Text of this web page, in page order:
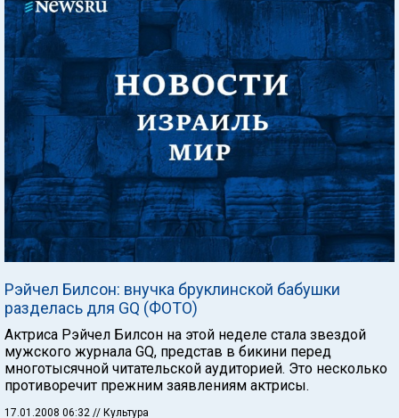
Рэйчел Билсон: внучка бруклинской бабушки
разделась для GQ (ФОТО)
Актриса Рэйчел Билсон на этой неделе стала звездой
мужского журнала GQ, представ в бикини перед
многотысячной читательской аудиторией. Это несколько
противоречит прежним заявлениям актрисы.
17.01.2008 06:32 // Культура